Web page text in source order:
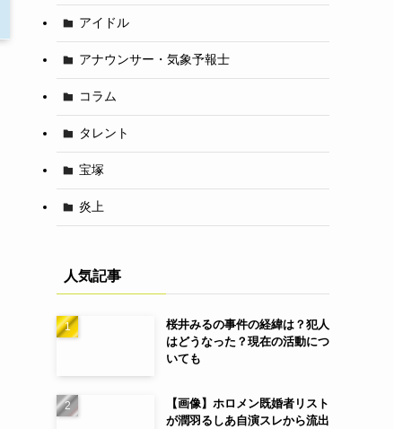
アイドル
アナウンサー・気象予報士
コラム
タレント
宝塚
炎上
人気記事
桜井みるの事件の経緯は？犯人
はどうなった？現在の活動につ
いても
【画像】ホロメン既婚者リスト
が潤羽るしあ自演スレから流出